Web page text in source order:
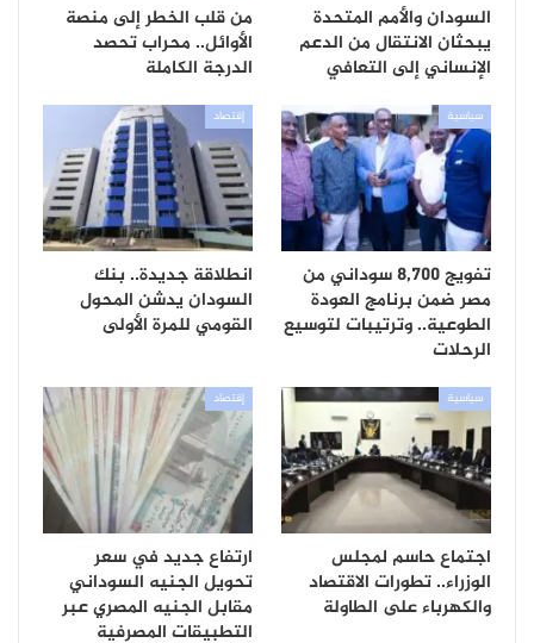
السودان والأمم المتحدة
يبحثان الانتقال من الدعم
الإنساني إلى التعافي
من قلب الخطر إلى منصة
الأوائل.. محراب تحصد
الدرجة الكاملة
سياسية
تفويج 8,700 سوداني من
مصر ضمن برنامج العودة
الطوعية.. وترتيبات لتوسيع
الرحلات
إقتصاد
انطلاقة جديدة.. بنك
السودان يدشن المحول
القومي للمرة الأولى
سياسية
اجتماع حاسم لمجلس
الوزراء.. تطورات الاقتصاد
والكهرباء على الطاولة
إقتصاد
ارتفاع جديد في سعر
تحويل الجنيه السوداني
مقابل الجنيه المصري عبر
التطبيقات المصرفية